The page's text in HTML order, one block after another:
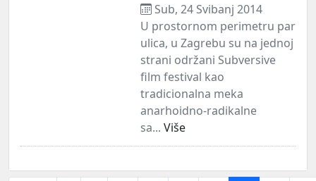
Sub, 24 Svibanj 2014
U prostornom perimetru par
ulica, u Zagrebu su na jednoj
strani održani Subversive
film festival kao
tradicionalna meka
anarhoidno-radikalne
sa... Više